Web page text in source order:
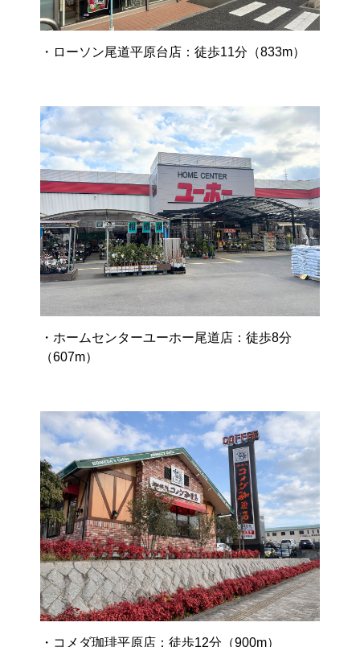
・ローソン尾道平原台店：徒歩11分（833m）
・ホームセンターユーホー尾道店：徒歩8分
（607m）
・コメダ珈琲平原店：徒歩12分（900m）